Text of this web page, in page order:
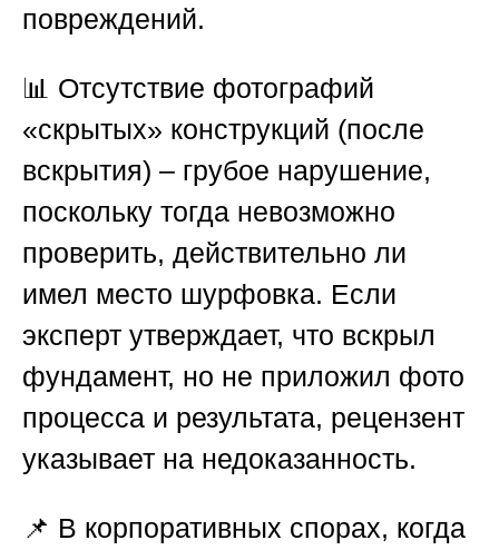
повреждений.
📊 Отсутствие фотографий
«скрытых» конструкций (после
вскрытия) – грубое нарушение,
поскольку тогда невозможно
проверить, действительно ли
имел место шурфовка. Если
эксперт утверждает, что вскрыл
фундамент, но не приложил фото
процесса и результата, рецензент
указывает на недоказанность.
📌 В корпоративных спорах, когда